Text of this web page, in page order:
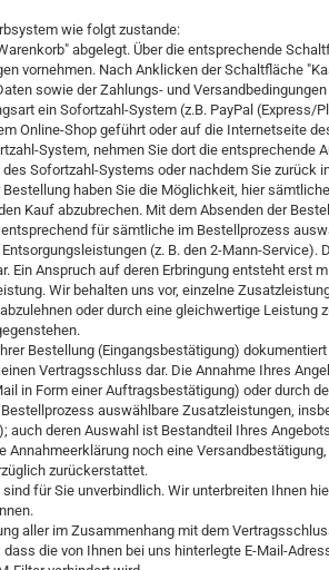
wie folgt zustande:
abgelegt. Über die entsprechende
vornehmen. Nach Anklicken der Schaltfläche
sowie der Zahlungs- und
ein Sofortzahl-System (z.B. PayPal (Express/
Online-Shop geführt oder auf die Internetseite
System, nehmen Sie dort die entsprechende
Sofortzahl-Systems oder nachdem Sie zurück
haben Sie die Möglichkeit, hier
Kauf abzubrechen. Mit dem Absenden der
für sämtliche im Bestellprozess
(z. B. den 2-Mann-
Ein Anspruch auf deren Erbringung entsteht erst
Wir behalten uns vor, einzelne
oder durch eine gleichwertige Leistung
Bestellung (Eingangsbestätigung)
Vertragsschluss dar. Die Annahme Ihres
in Form einer Auftragsbestätigung) oder durch
auswählbare Zusatzleistungen,
auch deren Auswahl ist Bestandteil Ihres
noch eine
zurückerstattet.
für Sie unverbindlich. Wir unterbreiten Ihnen
aller im Zusammenhang mit dem
die von Ihnen bei uns hinterlegte E-Mail-